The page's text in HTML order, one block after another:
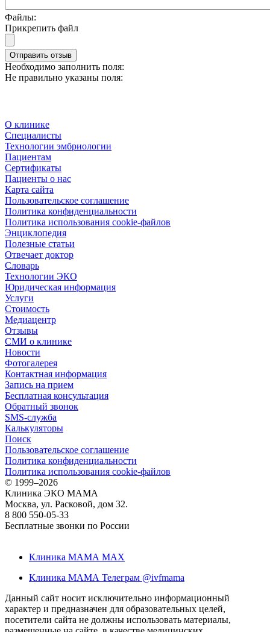
Файлы:
Прикрепить файл
Отправить отзыв
Необходимо заполнить поля:
Не правильно указаны поля:
О клинике
Специалисты
Технологии эмбриологии
Пациентам
Сертификаты
Пациенты о нас
Карта сайта
Пользовательское соглашение
Политика конфиденциальности
Политика использования cookie-файлов
Энциклопедия
Полезные статьи
Отвечает доктор
Словарь
Технологии ЭКО
Юридическая информация
Услуги
Стоимость
Медиацентр
Отзывы
СМИ о клинике
Новости
Фотогалерея
Контактная информация
Запись на прием
Бесплатная консультация
Обратный звонок
SMS-служба
Калькуляторы
Поиск
Пользовательское соглашение
Политика конфиденциальности
Политика использования cookie-файлов
© 1999–2026
Клиника ЭКО МАМА
Москва, ул. Расковой, дом 32.
8 800 550-05-33
Бесплатные звонки по России
Клиника МАМА MAX
Клиника МАМА Телеграм @ivfmama
Данный сайт носит исключительно информационный
характер и предназначен для образовательных целей,
посетители сайта не должны использовать материалы,